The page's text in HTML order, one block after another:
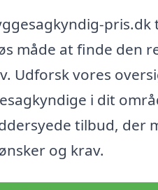
pris.dk
måde at finde den
Udforsk vores
i dit
tilbud, der
og krav.